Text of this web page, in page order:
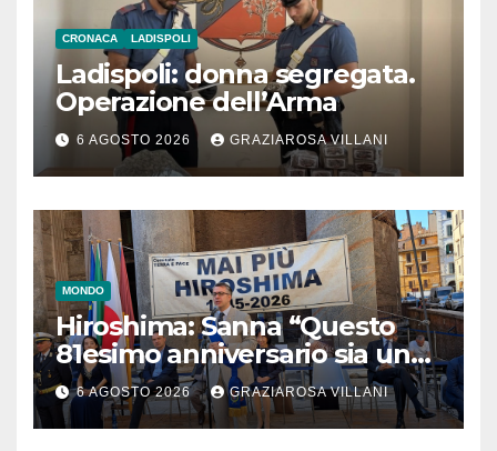
CRONACA LADISPOLI
Ladispoli: donna segregata.
Operazione dell’Arma
6 AGOSTO 2026 GRAZIAROSA VILLANI
MONDO
Hiroshima: Sanna “Questo
81esimo anniversario sia un
monito per tutti”
6 AGOSTO 2026 GRAZIAROSA VILLANI